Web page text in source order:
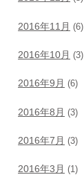
2016年11月 (6)
2016年10月 (3)
2016年9月 (6)
2016年8月 (3)
2016年7月 (3)
2016年3月 (1)